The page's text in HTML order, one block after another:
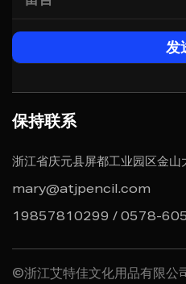
保持联系
浙江省庆元县屏都工业园区金
mary@atjpencil.com
19857810299 / 0578-
©浙江艾特佳文化用品有限公